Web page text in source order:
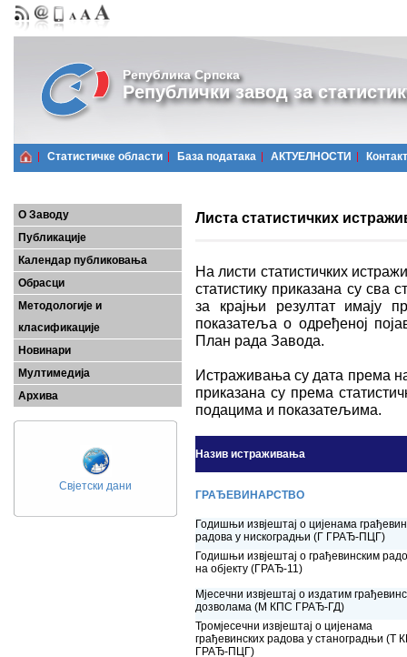
Република Српска
Републички завод за
Статистичке области Базa података АКТУЕЛНОСТИ Контакт
О Заводу
Публикације
Календар публиковања
Обрасци
Методологије и
класификације
Новинари
Мултимедија
Архива
Свјетски дани
Листа статистичких
На листи статистичких
статистику приказана су сва
за крајњи резултат имају
показатеља о одређеној
План рада Завода.
Истраживања су дата према
приказана су према
подацима и показатељима.
Назив истраживања
ГРАЂЕВИНАРСТВО
Годишњи извјештај o цијенама
радова у нискоградњи (Г ГРАЂ-ПЦГ)
Годишњи извјештај о грађевинским
на објекту (ГРАЂ-11)
Мјесечни извјештај о издатим
дозволама (М КПС ГРАЂ-ГД)
Тромјесечни извјештај o цијенама
грађевинских радова у станоградњи (Т
ГРАЂ-ПЦГ)